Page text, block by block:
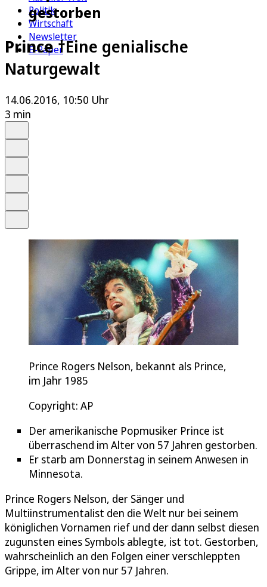
Politik
Wirtschaft
Newsletter
E-Paper
gestorben
Prince †Eine genialische
Naturgewalt
14.06.2016, 10:50 Uhr
3 min
Prince Rogers Nelson, bekannt als Prince,
im Jahr 1985
Copyright: AP
Der amerikanische Popmusiker Prince ist
überraschend im Alter von 57 Jahren gestorben.
Er starb am Donnerstag in seinem Anwesen in
Minnesota.
Prince Rogers Nelson, der Sänger und
Multiinstrumentalist den die Welt nur bei seinem
königlichen Vornamen rief und der dann selbst diesen
zugunsten eines Symbols ablegte, ist tot. Gestorben,
wahrscheinlich an den Folgen einer verschleppten
Grippe, im Alter von nur 57 Jahren.